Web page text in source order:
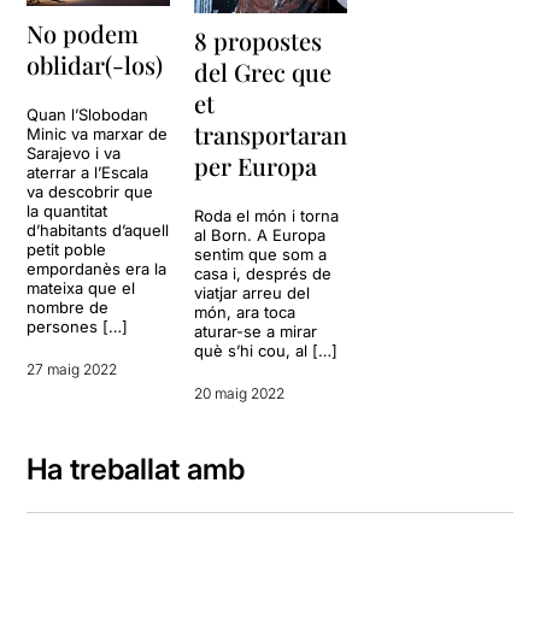
No podem
oblidar(-los)
Quan l’Slobodan
Minic va marxar de
Sarajevo i va
aterrar a l’Escala
va descobrir que
la quantitat
d’habitants d’aquell
petit poble
empordanès era la
mateixa que el
nombre de
persones […]
27 maig 2022
8 propostes
del Grec que
et
transportaran
per Europa
Roda el món i torna
al Born. A Europa
sentim que som a
casa i, després de
viatjar arreu del
món, ara toca
aturar-se a mirar
què s’hi cou, al […]
20 maig 2022
Ha treballat amb